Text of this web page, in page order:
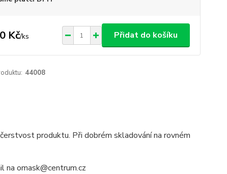
Kč/ks Přidat do košíku
44008
produktu. Při dobrém skladování na rovném
na omask@centrum.cz